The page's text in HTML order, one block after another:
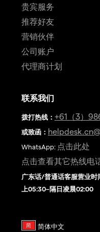
贵宾服务
推荐好友
营销伙伴
公司账户
代理商计划
联系我们
拨打热线 ： +61（3）
或致函：
WhatsApp: 点击此处
点击查看其它热线电
广东话/普通话客服营业时
上05:30–隔日凌晨02:00